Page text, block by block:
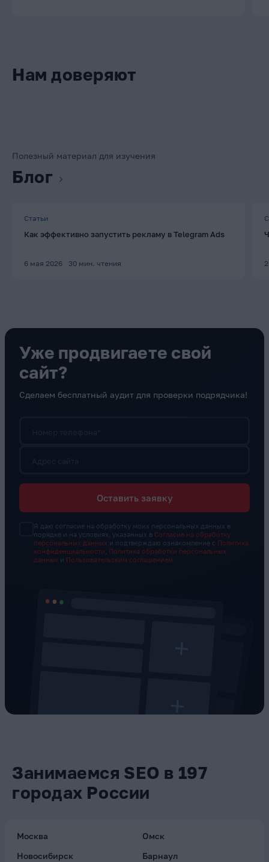
Нам доверяют
Полезный материал для изучения
Блог
Статьи
Как эффективно запустить рекламу в Telegram Ads
6 мая 2026 30 мин. чтения
Уже продвигаете свой
сайт?
Сделаем бесплатный аудит для проверки подрядчика!
Оставить заявку
Я даю согласие на обработку моих персональных данных в
порядке и на условиях, указанных в Согласие на обработку
персональных данных и подтверждаю ознакомление с Политика
конфиденциальности
Политика обработки персональных
данных и Пользовательским соглашением
Занимаемся SEO в 197
городах России
Москва
Омск
Новосибирск
Барнаул